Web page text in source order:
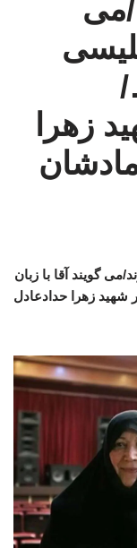
می
زهرا
می گویند آقا با زبان
زهرا حدادعادل